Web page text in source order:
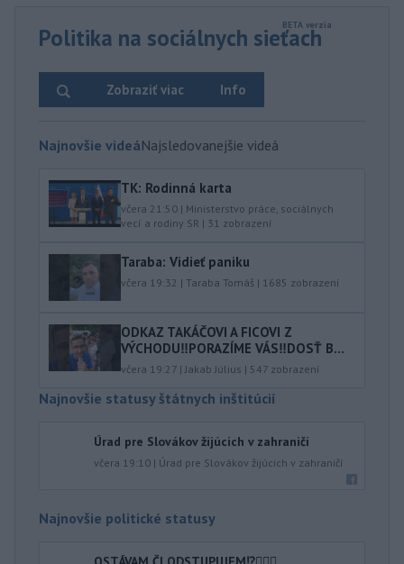
Politika na sociálnych sieťach
Info
Zobraziť viac
Najnovšie videáNajsledovanejšie videá
TK: Rodinná karta
včera 21:50 | Ministerstvo práce, sociálnych
vecí a rodiny SR | 31 zobrazení
Taraba: Vidieť paniku
včera 19:32 | Taraba Tomáš | 1685 zobrazení
ODKAZ TAKÁČOVI A FICOVI Z
VÝCHODU‼️PORAZÍME VÁS‼️DOSŤ B...
včera 19:27 |Jakab Július | 547 zobrazení
Najnovšie statusy štátnych inštitúcií
Úrad pre Slovákov žijúcich v zahraničí
včera 19:10 | Úrad pre Slovákov žijúcich v zahraničí
Najnovšie politické statusy